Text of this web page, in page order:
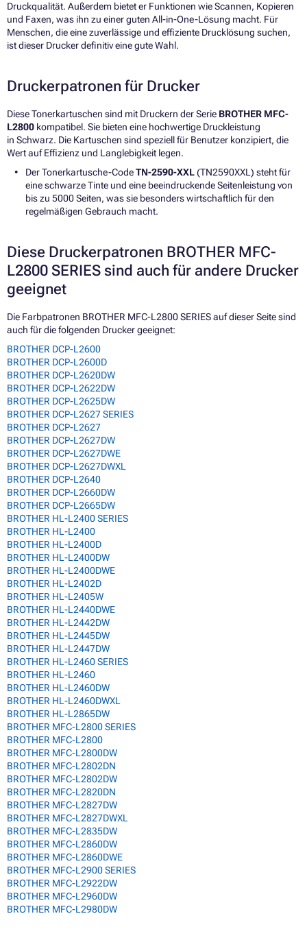
Druckqualität. Außerdem bietet er Funktionen wie Scannen, Kopieren
und Faxen, was ihn zu einer guten All-in-One-Lösung macht. Für
Menschen, die eine zuverlässige und effiziente Drucklösung suchen,
ist dieser Drucker definitiv eine gute Wahl.
Druckerpatronen für Drucker
Diese Tonerkartuschen sind mit Druckern der Serie BROTHER MFC-
L2800 kompatibel. Sie bieten eine hochwertige Druckleistung
in Schwarz. Die Kartuschen sind speziell für Benutzer konzipiert, die
Wert auf Effizienz und Langlebigkeit legen.
Der Tonerkartusche-CodeTN-2590-XXL(TN2590XXL) steht für
eine schwarze Tinte und eine beeindruckende Seitenleistung von
bis zu 5000 Seiten, was sie besonders wirtschaftlich für den
regelmäßigen Gebrauch macht.
Diese Druckerpatronen BROTHER MFC-
L2800 SERIES sind auch für andere Drucker
geeignet
Die Farbpatronen BROTHER MFC-L2800 SERIES auf dieser Seite sind
auch für die folgenden Drucker geeignet:
BROTHER DCP-L2600
BROTHER DCP-L2600D
BROTHER DCP-L2620DW
BROTHER DCP-L2622DW
BROTHER DCP-L2625DW
BROTHER DCP-L2627 SERIES
BROTHER DCP-L2627
BROTHER DCP-L2627DW
BROTHER DCP-L2627DWE
BROTHER DCP-L2627DWXL
BROTHER DCP-L2640
BROTHER DCP-L2660DW
BROTHER DCP-L2665DW
BROTHER HL-L2400 SERIES
BROTHER HL-L2400
BROTHER HL-L2400D
BROTHER HL-L2400DW
BROTHER HL-L2400DWE
BROTHER HL-L2402D
BROTHER HL-L2405W
BROTHER HL-L2440DWE
BROTHER HL-L2442DW
BROTHER HL-L2445DW
BROTHER HL-L2447DW
BROTHER HL-L2460 SERIES
BROTHER HL-L2460
BROTHER HL-L2460DW
BROTHER HL-L2460DWXL
BROTHER HL-L2865DW
BROTHER MFC-L2800 SERIES
BROTHER MFC-L2800
BROTHER MFC-L2800DW
BROTHER MFC-L2802DN
BROTHER MFC-L2802DW
BROTHER MFC-L2820DN
BROTHER MFC-L2827DW
BROTHER MFC-L2827DWXL
BROTHER MFC-L2835DW
BROTHER MFC-L2860DW
BROTHER MFC-L2860DWE
BROTHER MFC-L2900 SERIES
BROTHER MFC-L2922DW
BROTHER MFC-L2960DW
BROTHER MFC-L2980DW